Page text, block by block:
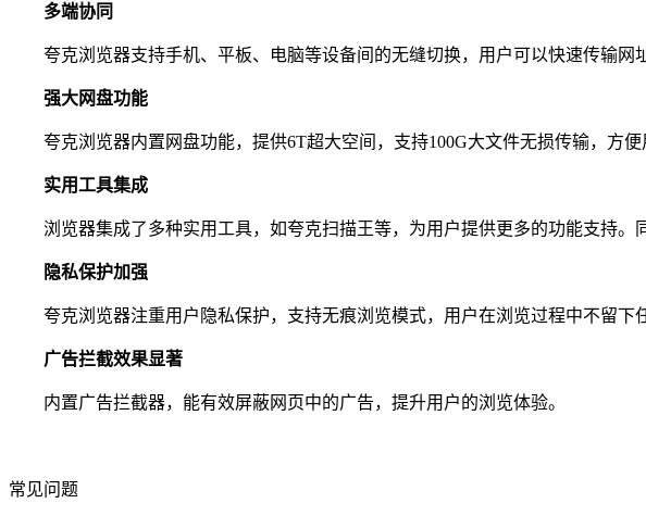
‌多端协同‌
夸克浏览器支持手机、平板、电脑等设备间的无缝切换，用户可以快速传输网
‌强大网盘功能‌
夸克浏览器内置网盘功能，提供6T超大空间，支持100G大文件无损传输，方便
‌实用工具集成‌
浏览器集成了多种实用工具，如夸克扫描王等，为用户提供更多的功能支持。
‌隐私保护加强‌
夸克浏览器注重用户隐私保护，支持无痕浏览模式，用户在浏览过程中不留下
‌广告拦截效果显著‌
内置广告拦截器，能有效屏蔽网页中的广告，提升用户的浏览体验。
常见问题